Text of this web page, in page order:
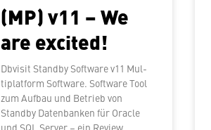
(MP) v11 – We
are excited!
Dbvisit Standby Software v11 Mul­
ti­plat­form Software. Software Tool
zum Aufbau und Betrieb von
Standby Da­ten­ban­ken für Oracle
und SQL Server – ein Review.